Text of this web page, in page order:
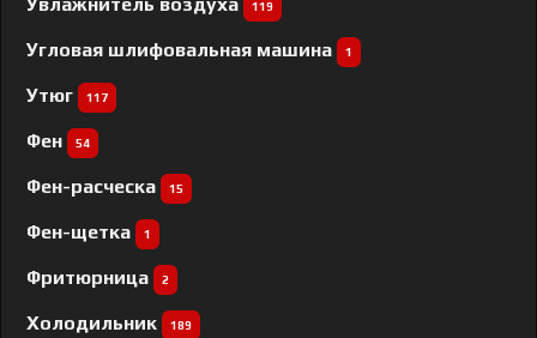
119
Угловая шлифовальная машина 1
Утюг 117
Фен 54
Фен-расческа 15
Фен-щетка 1
Фритюрница 2
Холодильник 189